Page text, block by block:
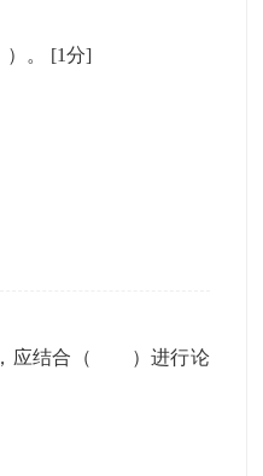
。 [1分]
，应结合（ ）进行论